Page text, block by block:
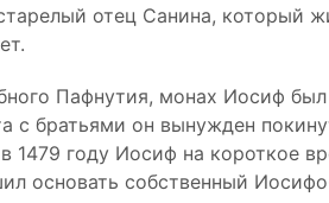
отец Санина, который
Пафнутия, монах Иосиф
с братьями он вынужден
1479 году Иосиф на короткое
основать собственный